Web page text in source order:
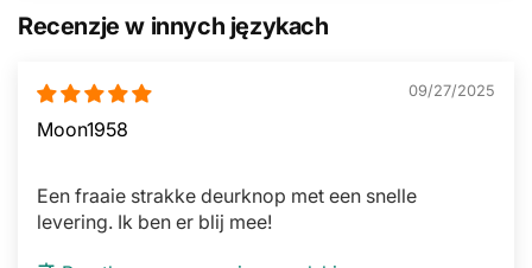
Recenzje w innych językach
09/27/2025
Moon1958
Een fraaie strakke deurknop met een snelle
levering. Ik ben er blij mee!